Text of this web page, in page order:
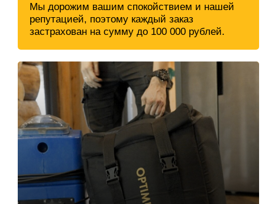
Мы дорожим вашим спокойствием и нашей
репутацией, поэтому каждый заказ
застрахован на сумму до 100 000 рублей.